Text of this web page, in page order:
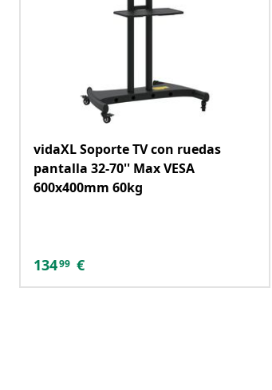
vidaXL Soporte TV con ruedas
pantalla 32-70'' Max VESA
600x400mm 60kg
13499 €